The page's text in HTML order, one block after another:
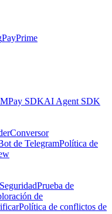
PayPrime
Pay SDKAI Agent SDK
Conversor
de TelegramPolítica de
SeguridadPrueba de
de
Política de conflictos de